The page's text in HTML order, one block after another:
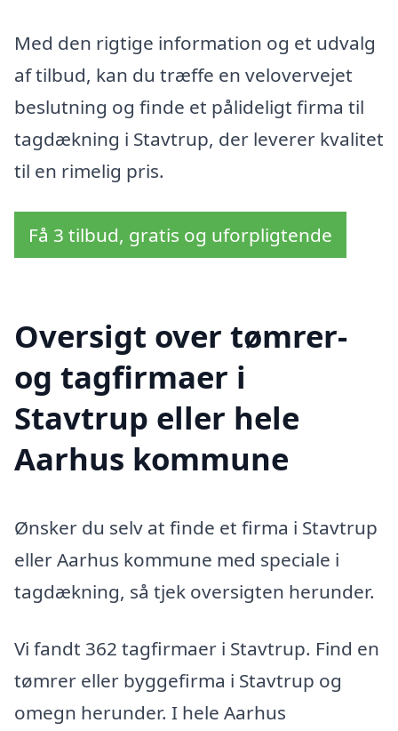
Med den rigtige information og et udvalg
af tilbud, kan du træffe en velovervejet
beslutning og finde et pålideligt firma til
tagdækning i Stavtrup, der leverer kvalitet
til en rimelig pris.
Få 3 tilbud, gratis og uforpligtende
Oversigt over tømrer-
og tagfirmaer i
Stavtrup eller hele
Aarhus kommune
Ønsker du selv at finde et firma i Stavtrup
eller Aarhus kommune med speciale i
tagdækning, så tjek oversigten herunder.
Vi fandt 362 tagfirmaer i Stavtrup. Find en
tømrer eller byggefirma i Stavtrup og
omegn herunder. I hele Aarhus